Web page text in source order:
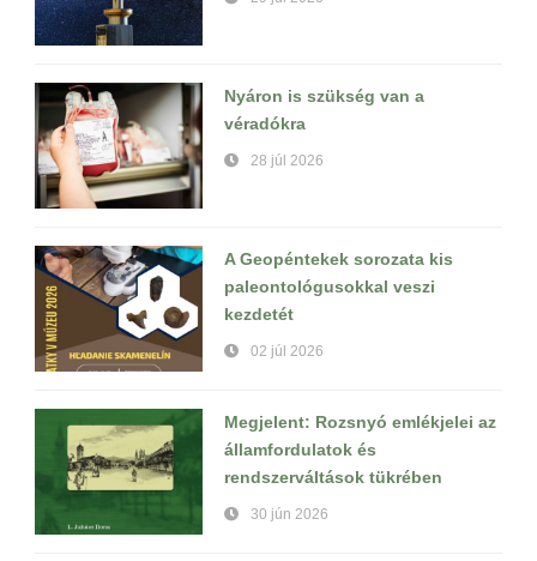
Nyáron is szükség van a
véradókra
28 júl 2026
A Geopéntekek sorozata kis
paleontológusokkal veszi
kezdetét
02 júl 2026
Megjelent: Rozsnyó emlékjelei az
államfordulatok és
rendszerváltások tükrében
30 jún 2026